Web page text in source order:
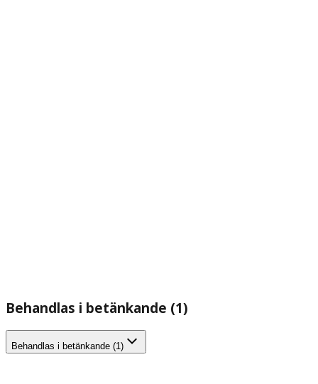
Behandlas i betänkande (1)
Behandlas i betänkande (1)